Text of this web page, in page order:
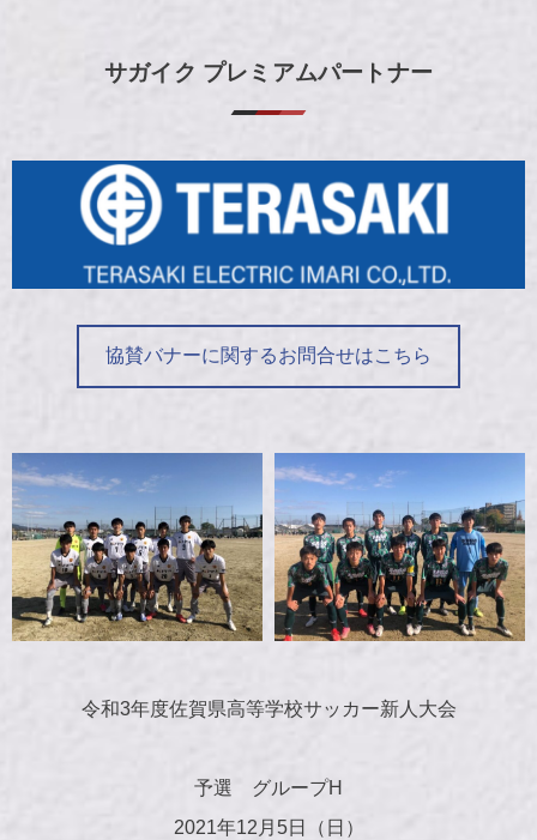
サガイク プレミアムパートナー
協賛バナーに関するお問合せはこちら
令和3年度佐賀県高等学校サッカー新人大会
予選 グループH
2021年12月5日（日）